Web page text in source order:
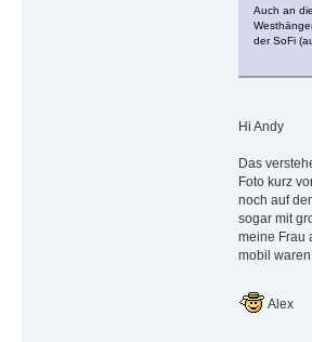
Auch an
der SoFi
Hi Andy
Das
Foto kurz
noch auf
sogar mit
meine Frau
mobil
Alex